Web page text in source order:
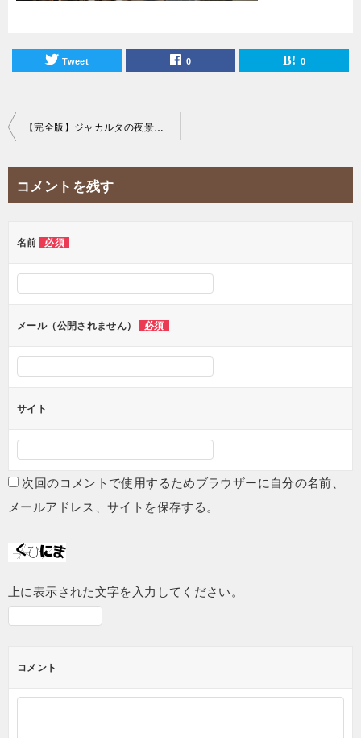
Tweet 0 0
投
ー
ョ
【完全版】ジャカルタの夜景を一望できる20のおすすめスカイバーを紹介！
コメントを残す
名前 必須
メール（公開されません） 必須
サイト
次回のコメントで使用するためブラウザーに自分の名前、
メールアドレス、サイトを保存する。
上に表示された文字を入力してください。
コメント